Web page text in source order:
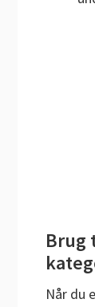
Brug
Når du